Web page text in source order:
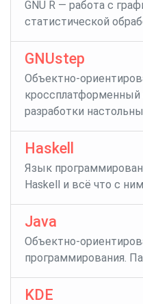
GNU R — работа с
статистической
GNUstep
Объектно-
разработки
Haskell
Язык
Haskell и всё что с
Java
Объектно-
программирования.
KDE